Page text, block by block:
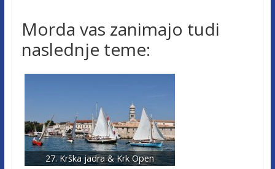
Morda vas zanimajo tudi
naslednje teme:
27. Krška jadra & Krk Open